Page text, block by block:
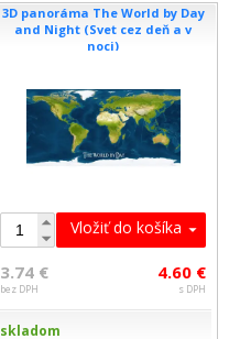
3D panoráma The World by Day
and Night (Svet cez deň a v
noci)
Vložiť do košíka
3.74 €
bez DPH
4.60 €
s DPH
skladom